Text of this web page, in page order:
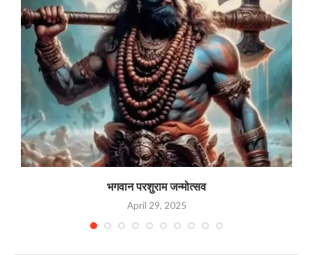
भगवान परशुराम जन्मोत्सव
April 29, 2025